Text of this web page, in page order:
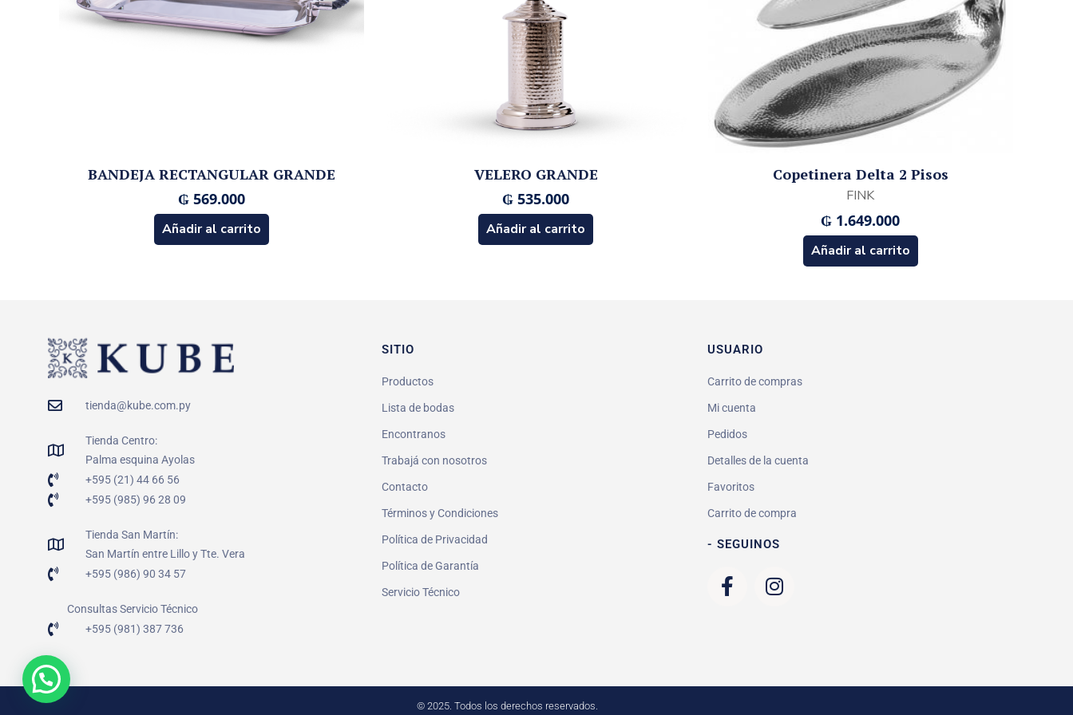
BANDEJA RECTANGULAR GRANDE
₲ 569.000
Añadir al carrito
VELERO GRANDE
₲ 535.000
Añadir al carrito
Copetinera Delta 2 Pisos
FINK
₲ 1.649.000
Añadir al carrito
tienda@kube.com.py
Tienda Centro:
Palma esquina Ayolas
+595 (21) 44 66 56
+595 (985) 96 28 09
Tienda San Martín:
San Martín entre Lillo y Tte. Vera
+595 (986) 90 34 57
Consultas Servicio Técnico
+595 (981) 387 736
SITIO
Productos
Lista de bodas
Encontranos
Trabajá con nosotros
Contacto
Términos y Condiciones
Política de Privacidad
Política de Garantía
Servicio Técnico
USUARIO
Carrito de compras
Mi cuenta
Pedidos
Detalles de la cuenta
Favoritos
Carrito de compra
- SEGUINOS
© 2025. Todos los derechos reservados.